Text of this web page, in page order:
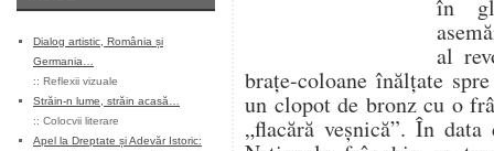
Dialog artistic, România și
Germania…
:: Reflexii vizuale
Străin-n lume, străin acasă…
:: Colocvii literare
Apel la Dreptate și Adevăr Istoric:
în
al
brațe-coloane înălțate
un clopot de bronz cu o
„flacără veșnică”. În